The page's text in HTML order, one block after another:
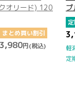
プルタブレット
まと
3,184円～
軽減税率対象